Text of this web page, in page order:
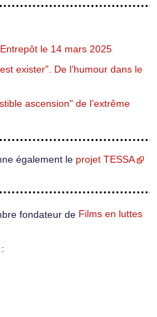
le 14 mars 2025
exister". De l’humour dans le
ascension" de l’extrême
également le projet TESSA
fondateur de Films en luttes